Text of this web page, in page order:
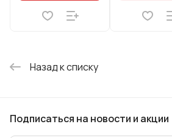
Назад к списку
Подписаться на новости и акции